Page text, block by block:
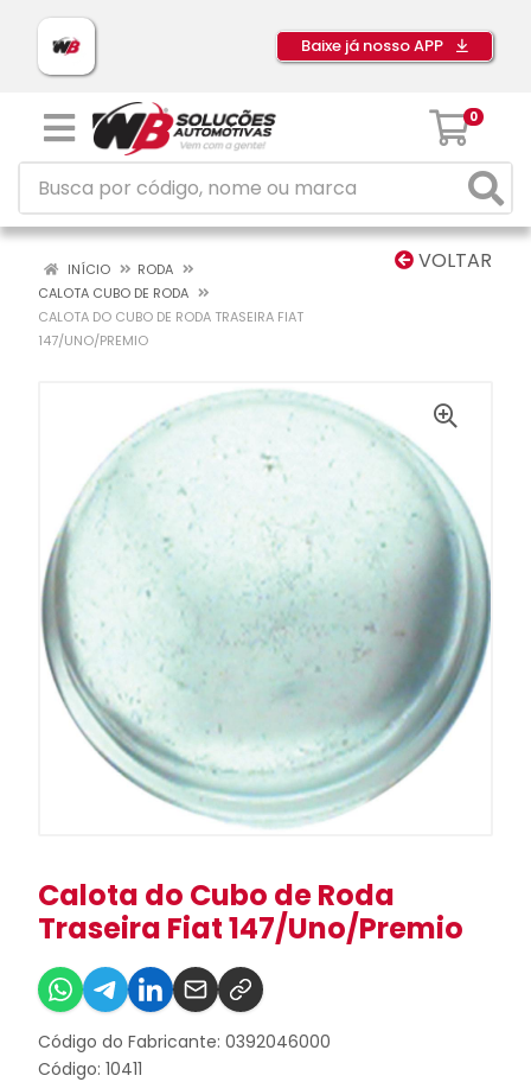
Baixe já nosso APP
0
VOLTAR
INÍCIO
RODA
CALOTA CUBO DE RODA
CALOTA DO CUBO DE RODA TRASEIRA FIAT
147/UNO/PREMIO
Calota do Cubo de Roda
Traseira Fiat 147/Uno/Premio
Código do Fabricante: 0392046000
Código: 10411